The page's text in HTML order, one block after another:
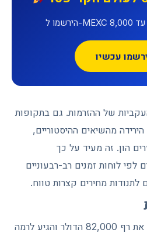
של ההזרמות. גם בתקופות
מהשיאים ההיסטוריים,
הון. זה מעיד על כך
לוחות זמנים רב-רבעוניים
מחירים קצרות טווח.
במאי 2026, הביטקוין חצה את רף 82,000 הדולר והגיע לרמה